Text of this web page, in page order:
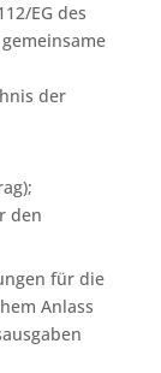
EG des
der
den
für die
Anlass